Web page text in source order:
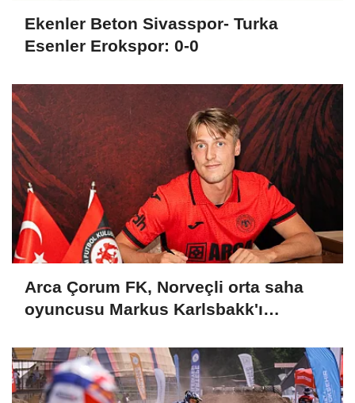
Ekenler Beton Sivasspor- Turka
Esenler Erokspor: 0-0
Arca Çorum FK, Norveçli orta saha
oyuncusu Markus Karlsbakk'ı